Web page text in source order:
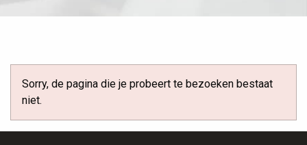
Sorry, de pagina die je probeert te bezoeken bestaat
niet.